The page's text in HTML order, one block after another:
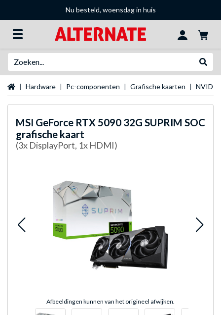
Nu besteld, woensdag in huis
Startpagina
Hardware Pc-componenten Grafische kaarten
MSI GeForce RTX 5090 32G SUPRIM SOC
grafische kaart
(3x DisplayPort, 1x HDMI)
Afbeeldingen kunnen van het origineel afwijken.